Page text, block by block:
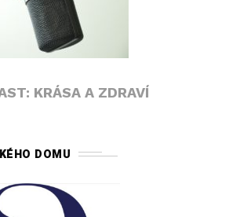
KRÁSA A ZDRAVÍ
DOMU